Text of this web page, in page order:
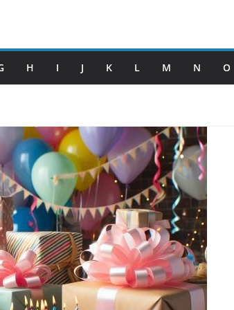
H I J K L M N O